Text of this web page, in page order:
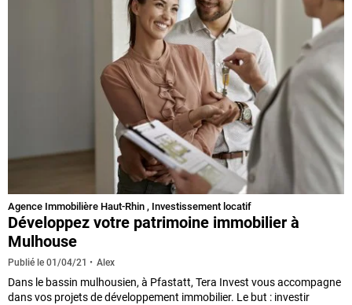
Agence Immobilière Haut-Rhin , Investissement locatif
Développez votre patrimoine immobilier à
Mulhouse
Publié le 01/04/21 Alex
Dans le bassin mulhousien, à Pfastatt, Tera Invest vous accompagne
dans vos projets de développement immobilier. Le but : investir